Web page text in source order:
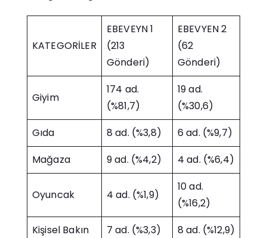
KATEGORİLER
EBEVEYN 1
(213
Gönderi)
EBEVYEN 2
(62
Gönderi)
Giyim
174 ad.
(%81,7)
19 ad.
(%30,6)
Gıda
8 ad. (%3,8)
6 ad. (%9,7)
Mağaza
9 ad. (%4,2) 4 ad. (%6,4)
Oyuncak 4 ad. (%1,9)
10 ad.
(%16,2)
Kişisel Bakın
7 ad. (%3,3) 8 ad. (%12,9)